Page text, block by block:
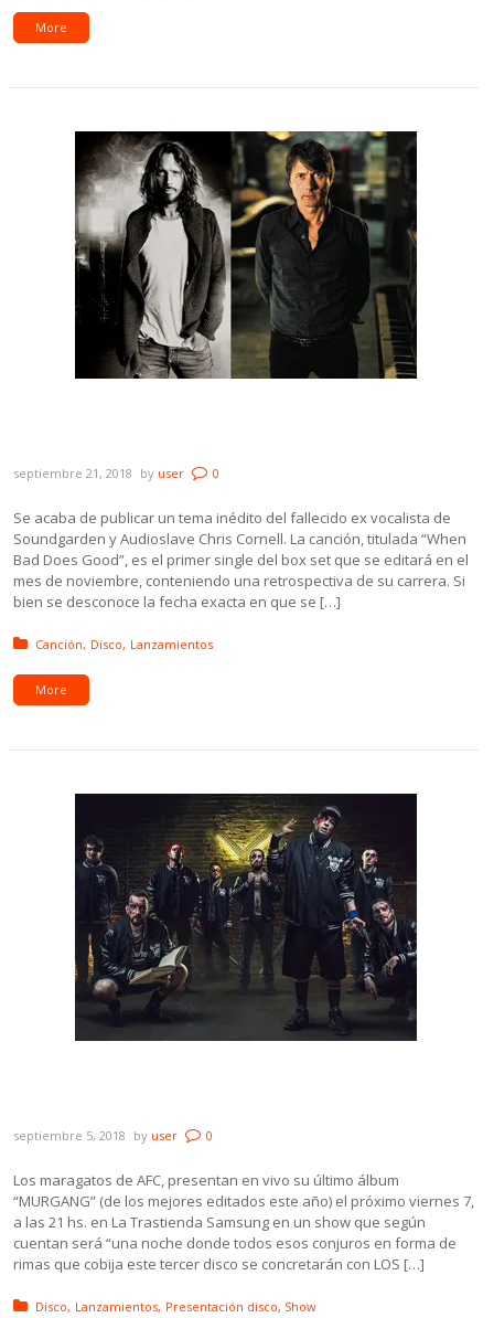
More
septiembre 21, 2018 by user 0
Se acaba de publicar un tema inédito del fallecido ex vocalista de
Soundgarden y Audioslave Chris Cornell. La canción, titulada “When
Bad Does Good”, es el primer single del box set que se editará en el
mes de noviembre, conteniendo una retrospectiva de su carrera. Si
bien se desconoce la fecha exacta en que se […]
Posted in:
Canción Disco Lanzamientos
More
septiembre 5, 2018 by user 0
Los maragatos de AFC, presentan en vivo su último álbum
“MURGANG” (de los mejores editados este año) el próximo viernes 7,
a las 21 hs. en La Trastienda Samsung en un show que según
cuentan será “una noche donde todos esos conjuros en forma de
rimas que cobija este tercer disco se concretarán con LOS […]
Posted in:
Disco Lanzamientos Presentación disco Show